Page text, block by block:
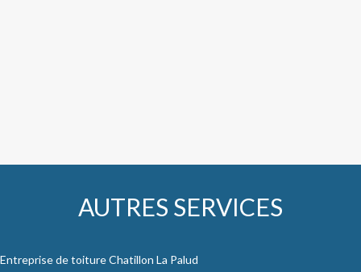
AUTRES SERVICES
Entreprise de toiture Chatillon La Palud